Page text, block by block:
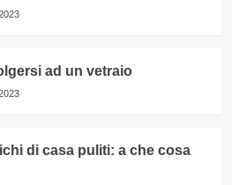
ad un vetraio
di casa puliti: a che cosa